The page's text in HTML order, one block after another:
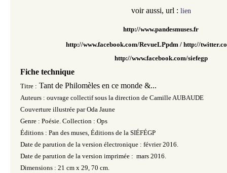
voir aussi, url : lien
http://www.pandesmuses.fr
http://www.facebook.com/RevueLPpdm / http://
http://www.facebook.com/siefegp
Fiche technique
Titre : Tant de Philomèles en ce monde &...
Auteurs : ouvrage collectif sous la direction de Camille AUBAUDE
Couverture illustrée par Oda Jaune
Genre : Poésie. Collection : Ops
Éditions : Pan des muses, Éditions de la SIÉFÉGP
Date de parution de la version électronique : février 2016.
Date de parution de la version imprimée : mars 2016.
Dimensions : 21 cm x 29, 70 cm.